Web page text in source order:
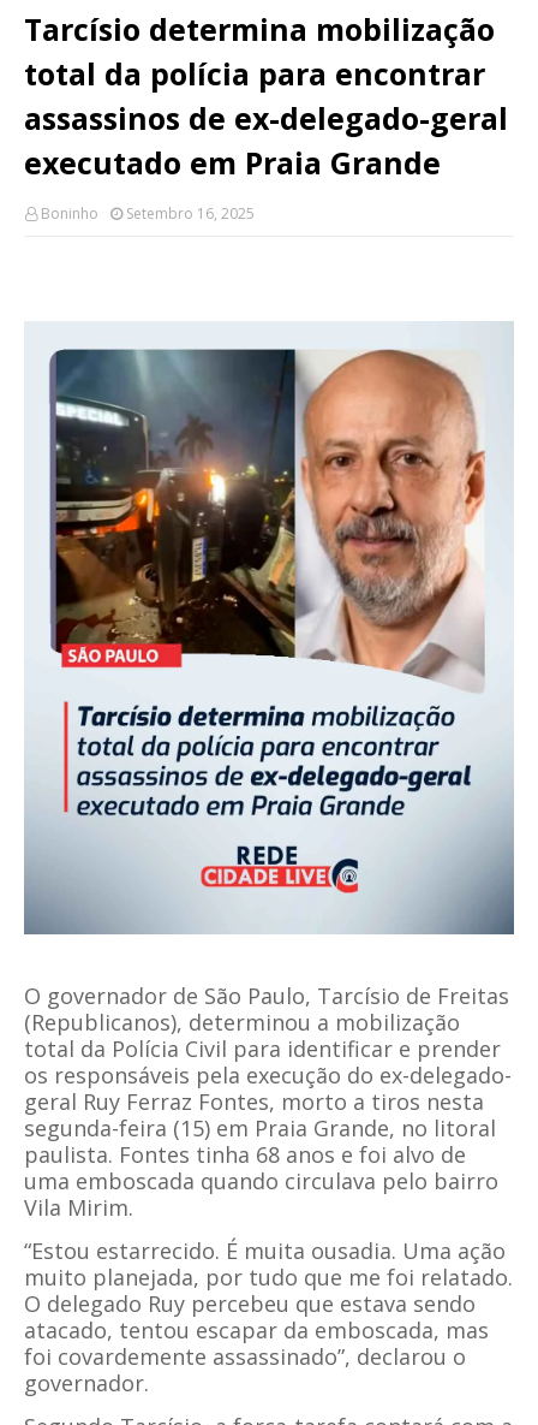
Tarcísio determina mobilização
total da polícia para encontrar
assassinos de ex-delegado-geral
executado em Praia Grande
Boninho Setembro 16, 2025
O governador de São Paulo, Tarcísio de Freitas
(Republicanos), determinou a mobilização
total da Polícia Civil para identificar e prender
os responsáveis pela execução do ex-delegado-
geral Ruy Ferraz Fontes, morto a tiros nesta
segunda-feira (15) em Praia Grande, no litoral
paulista. Fontes tinha 68 anos e foi alvo de
uma emboscada quando circulava pelo bairro
Vila Mirim.
“Estou estarrecido. É muita ousadia. Uma ação
muito planejada, por tudo que me foi relatado.
O delegado Ruy percebeu que estava sendo
atacado, tentou escapar da emboscada, mas
foi covardemente assassinado”, declarou o
governador.